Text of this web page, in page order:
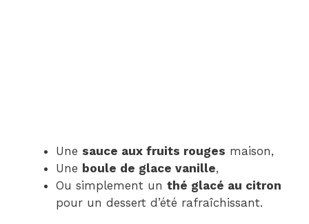
Une sauce aux fruits rouges maison,
Une boule de glace vanille,
Ou simplement un thé glacé au citron
pour un dessert d’été rafraîchissant.